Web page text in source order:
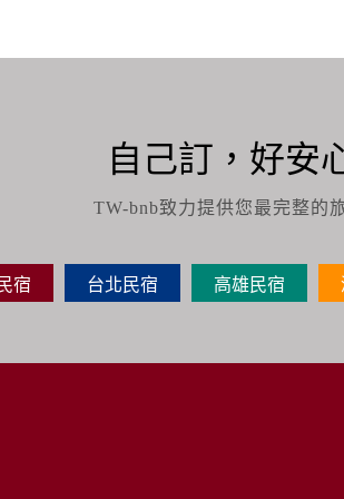
自己訂，好安
TW-bnb致力提供您最完整的
宿 台北民宿 高雄民宿